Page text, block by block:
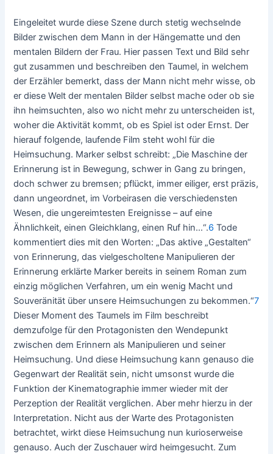
Eingeleitet wurde diese Szene durch stetig wechselnde
Bilder zwischen dem Mann in der Hängematte und den
mentalen Bildern der Frau. Hier passen Text und Bild sehr
gut zusammen und beschreiben den Taumel, in welchem
der Erzähler bemerkt, dass der Mann nicht mehr wisse, ob
er diese Welt der mentalen Bilder selbst mache oder ob sie
ihn heimsuchten, also wo nicht mehr zu unterscheiden ist,
woher die Aktivität kommt, ob es Spiel ist oder Ernst. Der
hierauf folgende, laufende Film steht wohl für die
Heimsuchung. Marker selbst schreibt: „Die Maschine der
Erinnerung ist in Bewegung, schwer in Gang zu bringen,
doch schwer zu bremsen; pflückt, immer eiliger, erst präzis,
dann ungeordnet, im Vorbeirasen die verschiedensten
Wesen, die ungereimtesten Ereignisse – auf eine
Ähnlichkeit, einen Gleichklang, einen Ruf hin…“.6 Tode
kommentiert dies mit den Worten: „Das aktive „Gestalten“
von Erinnerung, das vielgescholtene Manipulieren der
Erinnerung erklärte Marker bereits in seinem Roman zum
einzig möglichen Verfahren, um ein wenig Macht und
Souveränität über unsere Heimsuchungen zu bekommen.“7
Dieser Moment des Taumels im Film beschreibt
demzufolge für den Protagonisten den Wendepunkt
zwischen dem Erinnern als Manipulieren und seiner
Heimsuchung. Und diese Heimsuchung kann genauso die
Gegenwart der Realität sein, nicht umsonst wurde die
Funktion der Kinematographie immer wieder mit der
Perzeption der Realität verglichen. Aber mehr hierzu in der
Interpretation. Nicht aus der Warte des Protagonisten
betrachtet, wirkt diese Heimsuchung nun kurioserweise
genauso. Auch der Zuschauer wird heimgesucht. Zum